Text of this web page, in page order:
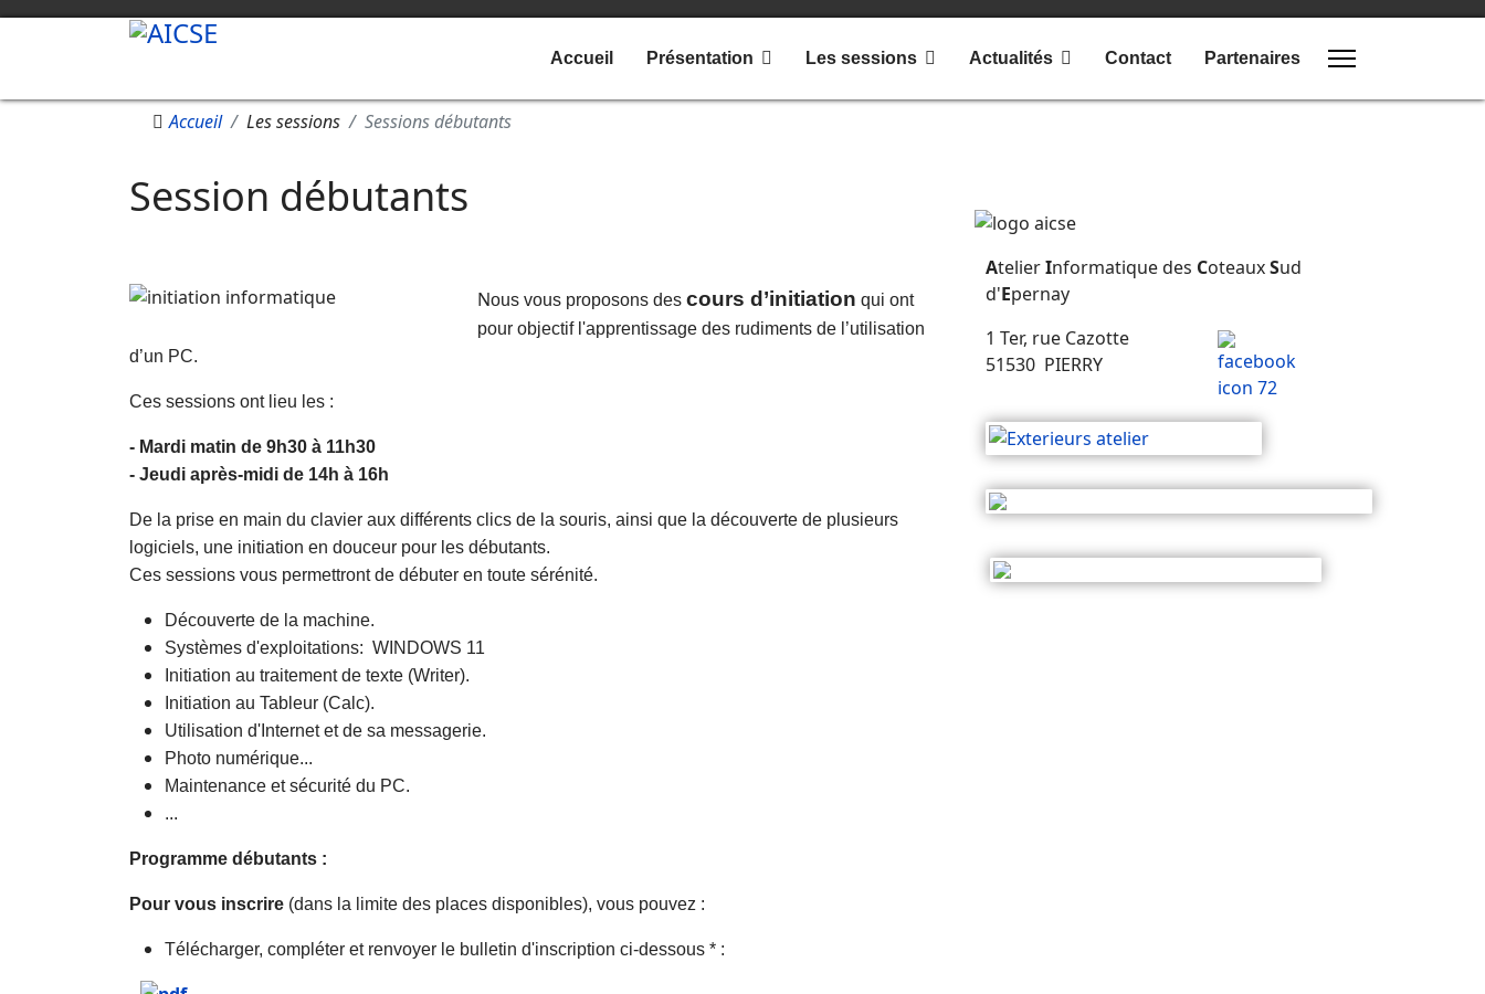
Accueil Présentation Les sessions Actualités Contact Partenaires
Accueil Les sessions Sessions débutants
Session débutants
Nous vous proposons des cours d’initiation qui ont
pour objectif l'apprentissage des rudiments de l’utilisation
d’un PC.
Ces sessions ont lieu les :
- Mardi matin de 9h30 à 11h30
- Jeudi après-midi de 14h à 16h
De la prise en main du clavier aux différents clics de la souris, ainsi que la découverte de plusieurs
logiciels, une initiation en douceur pour les débutants.
Ces sessions vous permettront de débuter en toute sérénité.
Découverte de la machine.
Systèmes d'exploitations: WINDOWS 11
Initiation au traitement de texte (Writer).
Initiation au Tableur (Calc).
Utilisation d'Internet et de sa messagerie.
Photo numérique...
Maintenance et sécurité du PC.
...
Programme débutants :
Pour vous inscrire (dans la limite des places disponibles), vous pouvez :
Télécharger, compléter et renvoyer le bulletin d'inscription ci-dessous * :
AtelierInformatique des CoteauxSud
d'Epernay
1 Ter, rue Cazotte
51530 PIERRY